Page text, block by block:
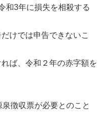
和3年に損失を相殺する
けでは申告できないこ
ば、令和２年の赤字額を
徴収票が必要とのこと